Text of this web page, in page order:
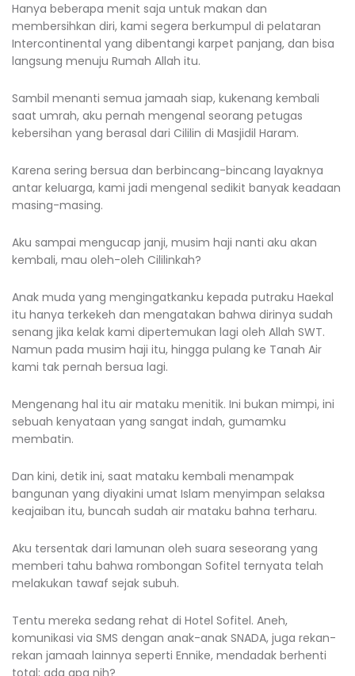
Hanya beberapa menit saja untuk makan dan
membersihkan diri, kami segera berkumpul di pelataran
Intercontinental yang dibentangi karpet panjang, dan bisa
langsung menuju Rumah Allah itu.
Sambil menanti semua jamaah siap, kukenang kembali
saat umrah, aku pernah mengenal seorang petugas
kebersihan yang berasal dari Cililin di Masjidil Haram.
Karena sering bersua dan berbincang-bincang layaknya
antar keluarga, kami jadi mengenal sedikit banyak keadaan
masing-masing.
Aku sampai mengucap janji, musim haji nanti aku akan
kembali, mau oleh-oleh Cililinkah?
Anak muda yang mengingatkanku kepada putraku Haekal
itu hanya terkekeh dan mengatakan bahwa dirinya sudah
senang jika kelak kami dipertemukan lagi oleh Allah SWT.
Namun pada musim haji itu, hingga pulang ke Tanah Air
kami tak pernah bersua lagi.
Mengenang hal itu air mataku menitik. Ini bukan mimpi, ini
sebuah kenyataan yang sangat indah, gumamku
membatin.
Dan kini, detik ini, saat mataku kembali menampak
bangunan yang diyakini umat Islam menyimpan selaksa
keajaiban itu, buncah sudah air mataku bahna terharu.
Aku tersentak dari lamunan oleh suara seseorang yang
memberi tahu bahwa rombongan Sofitel ternyata telah
melakukan tawaf sejak subuh.
Tentu mereka sedang rehat di Hotel Sofitel. Aneh,
komunikasi via SMS dengan anak-anak SNADA, juga rekan-
rekan jamaah lainnya seperti Ennike, mendadak berhenti